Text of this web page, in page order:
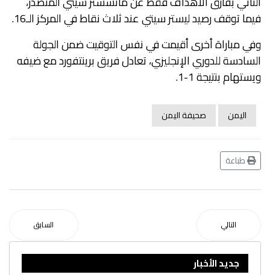
فيما توقف رصيد ليستر سيتي عند ثلاث نقاط في المركز الـ16.
وفي مباراة أخرى أقيمت في نفس التوقيت ضمن الجولة
السادسة للدوري الإنجليزي، تعادل فريق برينتفورد مع ضيفه
ويستهام بنتيجة 1-1.
اليمن صحيفة اليمن
طباعة
السابق التالي
جديد الأخبار